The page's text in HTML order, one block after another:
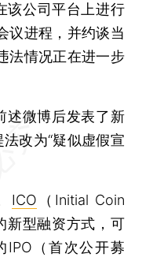
该公司平台上进行
议进程，并约谈当
法情况正在进一步
微博后发表了新
改为“疑似虚假宣
ICO （Initial Coin
新型融资方式，可
IPO（首次公开募